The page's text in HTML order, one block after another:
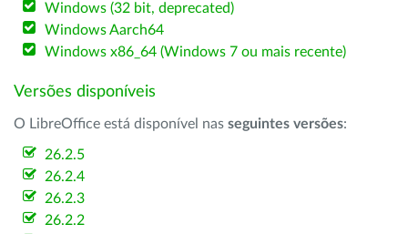
Windows (32 bit, deprecated)
Windows Aarch64
Windows x86_64 (Windows 7 ou mais recente)
Versões disponíveis
O LibreOffice está disponível nas seguintes versões:
26.2.5
26.2.4
26.2.3
26.2.2